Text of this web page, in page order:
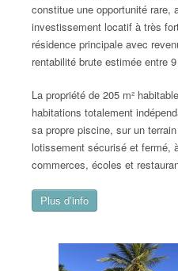
constitue une opportunité rare,
investissement locatif à très
résidence principale avec
rentabilité brute estimée entre
La propriété de 205 m²
habitations totalement
sa propre piscine, sur un
lotissement sécurisé et fermé,
commerces, écoles et
Plus d’info